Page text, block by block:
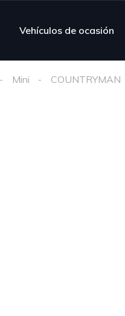
Vehículos de ocasión
Mini COUNTRYMAN